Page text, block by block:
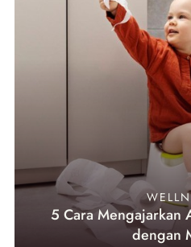
5 Cara Mengajarkan
dengan